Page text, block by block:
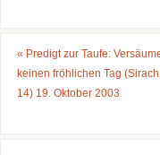
« Predigt zur Taufe:
keinen fröhlichen Tag (Sirach
14) 19. Oktober 2003